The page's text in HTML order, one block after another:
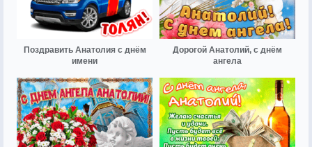
Поздравить Анатолия с днём
имени
Дорогой Анатолий, с днём
ангела